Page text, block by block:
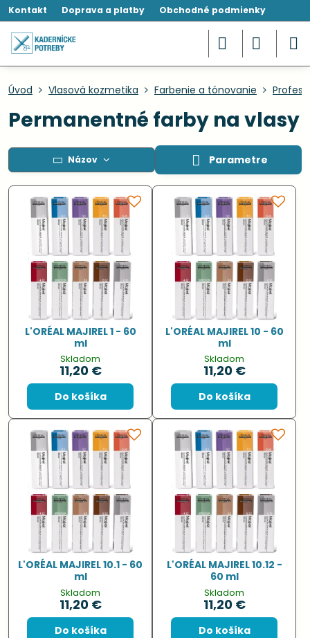
Kontakt Doprava a platby Obchodné podmienky
Úvod Vlasová kozmetika Farbenie a tónovanie
Permanentné farby na vlasy
Názov Parametre
L'ORÉAL MAJIREL 1 - 60
ml
Skladom
11,20 €
Do košíka
L'ORÉAL MAJIREL 10 - 60
ml
Skladom
11,20 €
Do košíka
L'ORÉAL MAJIREL 10.1 - 60
ml
Skladom
11,20 €
Do košíka
L'ORÉAL MAJIREL 10.12 -
60 ml
Skladom
11,20 €
Do košíka